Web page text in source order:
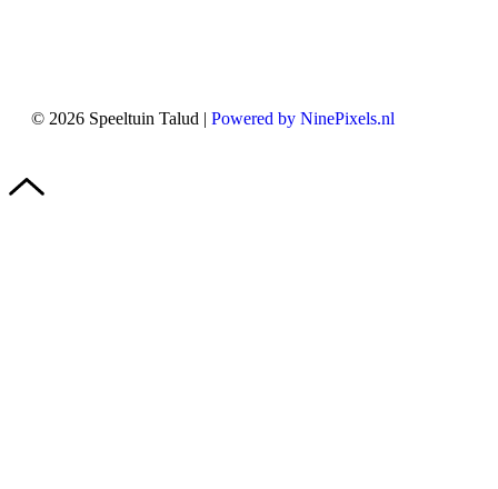
© 2026 Speeltuin Talud | Powered by NinePixels.nl